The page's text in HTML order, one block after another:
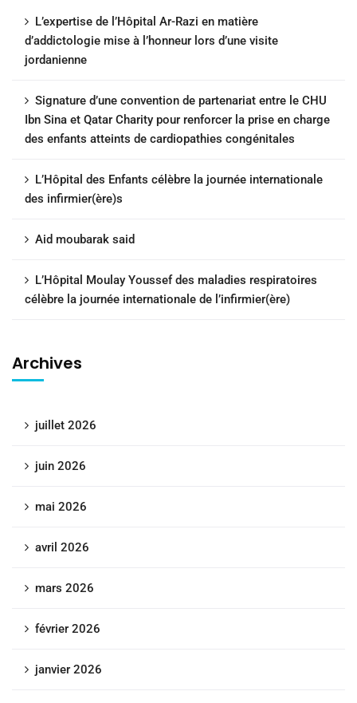
L’expertise de l’Hôpital Ar-Razi en matière
d’addictologie mise à l’honneur lors d’une visite
jordanienne
Signature d’une convention de partenariat entre le CHU
Ibn Sina et Qatar Charity pour renforcer la prise en charge
des enfants atteints de cardiopathies congénitales
L’Hôpital des Enfants célèbre la journée internationale
des infirmier(ère)s
Aid moubarak said
L’Hôpital Moulay Youssef des maladies respiratoires
célèbre la journée internationale de l’infirmier(ère)
Archives
juillet 2026
juin 2026
mai 2026
avril 2026
mars 2026
février 2026
janvier 2026